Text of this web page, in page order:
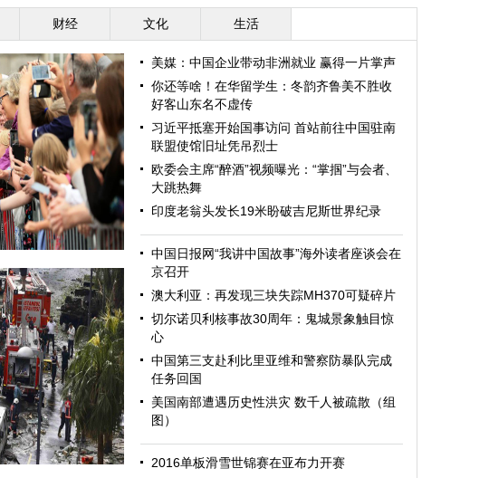
财经 文化 生活
头接受民众欢迎
美媒：中国企业带动非洲就业 赢得一片掌声
你还等啥！在华留学生：冬韵齐鲁美不胜收
好客山东名不虚传
习近平抵塞开始国事访问 首站前往中国驻南
联盟使馆旧址凭吊烈士
欧委会主席“醉酒”视频曝光：“掌掴”与会者、
大跳热舞
印度老翁头发长19米盼破吉尼斯世界纪录
中国日报网“我讲中国故事”海外读者座谈会在
京召开
澳大利亚：再发现三块失踪MH370可疑碎片
切尔诺贝利核事故30周年：鬼城景象触目惊
心
中国第三支赴利比里亚维和警察防暴队完成
任务回国
美国南部遭遇历史性洪灾 数千人被疏散（组
图）
2016单板滑雪世锦赛在亚布力开赛